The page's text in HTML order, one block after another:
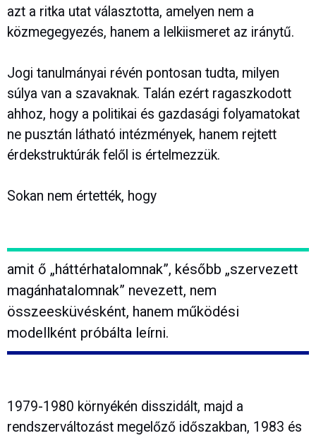
azt a ritka utat választotta, amelyen nem a
közmegegyezés, hanem a lelkiismeret az iránytű.
Jogi tanulmányai révén pontosan tudta, milyen
súlya van a szavaknak. Talán ezért ragaszkodott
ahhoz, hogy a politikai és gazdasági folyamatokat
ne pusztán látható intézmények, hanem rejtett
érdekstruktúrák felől is értelmezzük.
Sokan nem értették, hogy
amit ő „háttérhatalomnak”, később „szervezett
magánhatalomnak” nevezett, nem
összeesküvésként, hanem működési
modellként próbálta leírni.
1979-1980 környékén disszidált, majd a
rendszerváltozást megelőző időszakban, 1983 és